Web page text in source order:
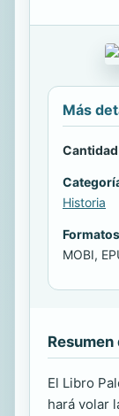
Más
Historia
MOBI,
El Libro
hará volar